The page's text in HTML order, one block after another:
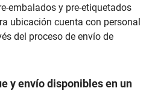
embalados y pre-etiquetados
ubicación cuenta con personal
del proceso de envío de
y envío disponibles en un